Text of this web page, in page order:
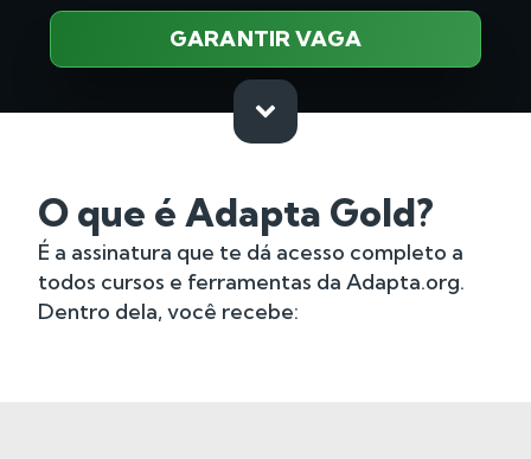
GARANTIR VAGA
O que é Adapta Gold?
É a assinatura que te dá acesso completo a
todos cursos e ferramentas da Adapta.org.
Dentro dela, você recebe: